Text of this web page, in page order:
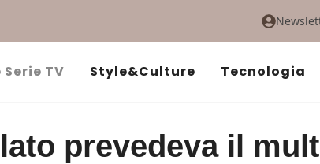
TV Style&Culture Tecnologia
prevedeva il